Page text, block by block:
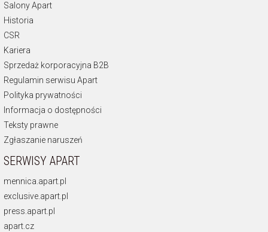
Salony Apart
Historia
CSR
Kariera
Sprzedaż korporacyjna B2B
Regulamin serwisu Apart
Polityka prywatności
Informacja o dostępności
Teksty prawne
Zgłaszanie naruszeń
SERWISY APART
mennica.apart.pl
exclusive.apart.pl
press.apart.pl
apart.cz